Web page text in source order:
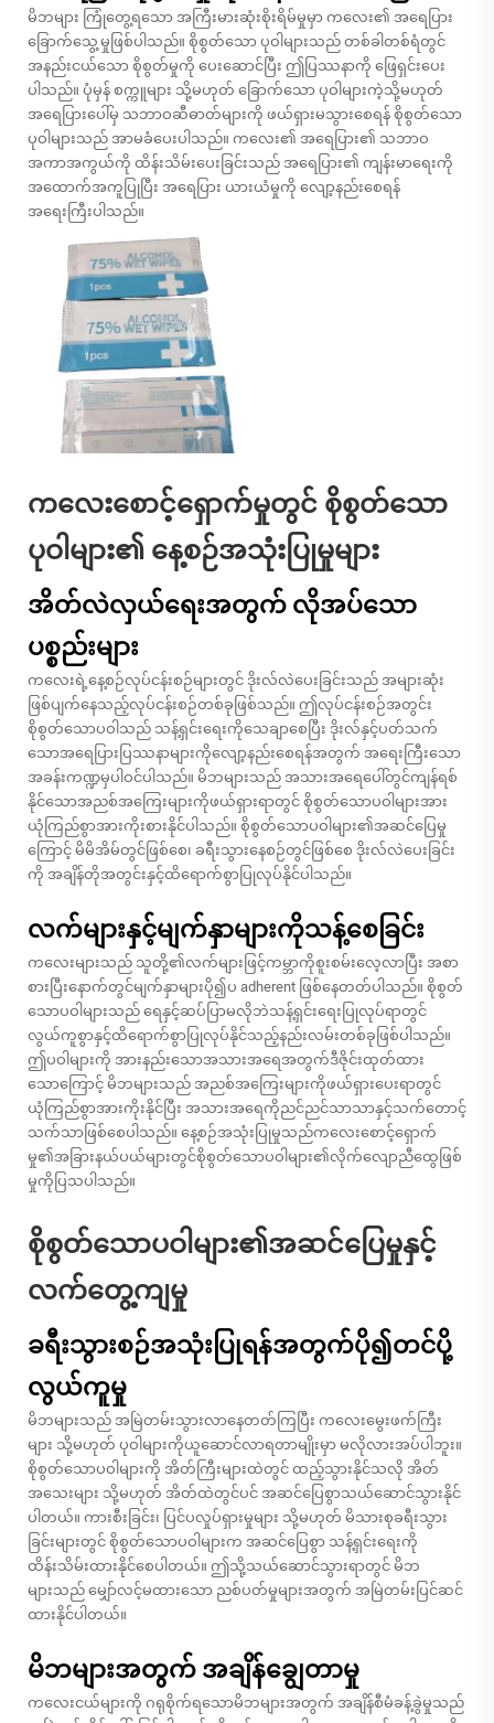
မိဘများ ကြုံတွေ့ရသော အကြီးမားဆုံးစိုးရိမ်မှုမှာ ကလေး၏ အရေပြား
ခြောက်သွေ့မှုဖြစ်ပါသည်။ စိုစွတ်သော ပုဝါများသည် တစ်ခါတစ်ရံတွင်
အနည်းငယ်သော စိုစွတ်မှုကို ပေးဆောင်ပြီး ဤပြဿနာကို ဖြေရှင်းပေး
ပါသည်။ ပုံမှန် စက္ကူများ သို့မဟုတ် ခြောက်သော ပုဝါများကဲ့သို့မဟုတ်
အရေပြားပေါ်မှ သဘာဝဆီဓာတ်များကို ဖယ်ရှားမသွားစေရန် စိုစွတ်သော
ပုဝါများသည် အာမခံပေးပါသည်။ ကလေး၏ အရေပြား၏ သဘာဝ
အကာအကွယ်ကို ထိန်းသိမ်းပေးခြင်းသည် အရေပြား၏ ကျန်းမာရေးကို
အထောက်အကူပြုပြီး အရေပြား ယားယံမှုကို လျော့နည်းစေရန်
အရေးကြီးပါသည်။
ကလေးစောင့်ရှောက်မှုတွင် စိုစွတ်သော
ပုဝါများ၏ နေ့စဉ်အသုံးပြုမှုများ
အိတ်လဲလှယ်ရေးအတွက် လိုအပ်သော
ပစ္စည်းများ
ကလေးရဲ့နေ့စဉ်လုပ်ငန်းစဉ်များတွင် ဒိုးလ်လဲပေးခြင်းသည် အများဆုံး
ဖြစ်ပျက်နေသည့်လုပ်ငန်းစဉ်တစ်ခုဖြစ်သည်။ ဤလုပ်ငန်းစဉ်အတွင်း
စိုစွတ်သောပဝါသည် သန့်ရှင်းရေးကိုသေချာစေပြီး ဒိုးလ်နှင့်ပတ်သက်
သောအရေပြားပြဿနာများကိုလျော့နည်းစေရန်အတွက် အရေးကြီးသော
အခန်းကဏ္ဍမှပါဝင်ပါသည်။ မိဘများသည် အသားအရေပေါ်တွင်ကျန်ရစ်
နိုင်သောအညစ်အကြေးများကိုဖယ်ရှားရာတွင် စိုစွတ်သောပဝါများအား
ယုံကြည်စွာအားကိုးစားနိုင်ပါသည်။ စိုစွတ်သောပဝါများ၏အဆင်ပြေမှု
ကြောင့် မိမိအိမ်တွင်ဖြစ်စေ၊ ခရီးသွားနေစဉ်တွင်ဖြစ်စေ ဒိုးလ်လဲပေးခြင်း
ကို အချိန်တိုအတွင်းနှင့်ထိရောက်စွာပြုလုပ်နိုင်ပါသည်။
လက်များနှင့်မျက်နှာများကိုသန့်စေခြင်း
ကလေးများသည် သူတို့၏လက်များဖြင့်ကမ္ဘာကိုစူးစမ်းလေ့လာပြီး အစာ
စားပြီးနောက်တွင်မျက်နှာများပို၍ပ adherent ဖြစ်နေတတ်ပါသည်။ စိုစွတ်
သောပဝါများသည် ရေနှင့်ဆပ်ပြာမလိုဘဲသန့်ရှင်းရေးပြုလုပ်ရာတွင်
လွယ်ကူစွာနှင့်ထိရောက်စွာပြုလုပ်နိုင်သည့်နည်းလမ်းတစ်ခုဖြစ်ပါသည်။
ဤပဝါများကို အားနည်းသောအသားအရေအတွက်ဒီဇိုင်းထုတ်ထား
သောကြောင့် မိဘများသည် အညစ်အကြေးများကိုဖယ်ရှားပေးရာတွင်
ယုံကြည်စွာအားကိုးနိုင်ပြီး အသားအရေကိုညင်ညင်သာသာနှင့်သက်တောင့်
သက်သာဖြစ်စေပါသည်။ နေ့စဉ်အသုံးပြုမှုသည်ကလေးစောင့်ရှောက်
မှု၏အခြားနယ်ပယ်များတွင်စိုစွတ်သောပဝါများ၏လိုက်လျောညီထွေဖြစ်
မှုကိုပြသပါသည်။
စိုစွတ်သောပဝါများ၏အဆင်ပြေမှုနှင့်
လက်တွေ့ကျမှု
ခရီးသွားစဉ်အသုံးပြုရန်အတွက်ပို၍တင်ပို့
လွယ်ကူမှု
မိဘများသည် အမြဲတမ်းသွားလာနေတတ်ကြပြီး ကလေးမွေးဖက်ကြီး
များ သို့မဟုတ် ပုဝါများကိုယူဆောင်လာရတာမျိုးမှာ မလိုလားအပ်ပါဘူး။
စိုစွတ်သောပဝါများကို အိတ်ကြီးများထဲတွင် ထည့်သွားနိုင်သလို အိတ်
အသေးများ သို့မဟုတ် အိတ်ထဲတွင်ပင် အဆင်ပြေစွာသယ်ဆောင်သွားနိုင်
ပါတယ်။ ကားစီးခြင်း၊ ပြင်ပလှုပ်ရှားမှုများ သို့မဟုတ် မိသားစုခရီးသွား
ခြင်းများတွင် စိုစွတ်သောပဝါများက အဆင်ပြေစွာ သန့်ရှင်းရေးကို
ထိန်းသိမ်းထားနိုင်စေပါတယ်။ ဤသို့သယ်ဆောင်သွားရာတွင် မိဘ
များသည် မျှော်လင့်မထားသော ညစ်ပတ်မှုများအတွက် အမြဲတမ်းပြင်ဆင်
ထားနိုင်ပါတယ်။
မိဘများအတွက် အချိန်ချွေတာမှု
ကလေးငယ်များကို ဂရုစိုက်ရသောမိဘများအတွက် အချိန်စီမံခန့်ခွဲမှုသည်